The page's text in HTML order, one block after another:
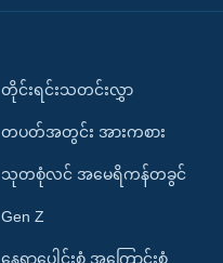
တိုင်းရင်းသတင်းလွှာ
တပတ်အတွင်း အားကစား
သုတစုံလင် အမေရိကန်တခွင်
Gen Z
နေရာပေါင်းစုံ အကြောင်းစုံ